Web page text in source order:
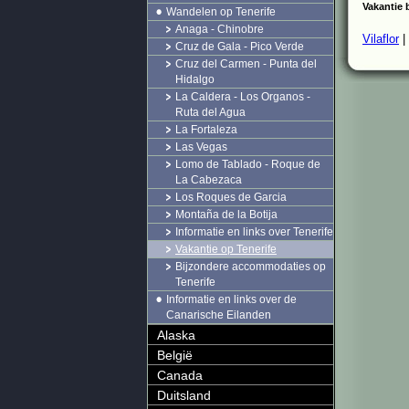
Vakantie
Vilaflor|
Wandelen op Tenerife
Anaga - Chinobre
Cruz de Gala - Pico Verde
Cruz del Carmen - Punta del
Hidalgo
La Caldera - Los Organos -
Ruta del Agua
La Fortaleza
Las Vegas
Lomo de Tablado - Roque de
La Cabezaca
Los Roques de Garcia
Montaña de la Botija
Informatie en links over Tenerife
Vakantie op Tenerife
Bijzondere accommodaties op
Tenerife
Informatie en links over de
Canarische Eilanden
Alaska
België
Canada
Duitsland